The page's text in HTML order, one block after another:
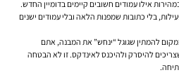
אילו עמודים חשובים קיימים בדומיין החדש.
בלי כתובות שמפנות הלאה ובלי עמודים ישנים
להמתין שגוגל “ינחש” את המבנה, אתם
להיסרק ולהיכנס לאינדקס. זו לא הבטחה